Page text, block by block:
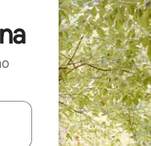
lên và xuống hoặc